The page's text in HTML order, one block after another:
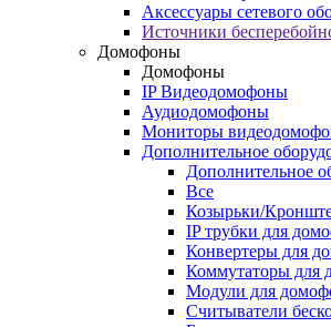
Аксессуары сетевого
Источники
Домофоны
Домофоны
IP Видеодомофоны
Аудиодомофоны
Мониторы
Дополнительное
Дополнительное
Все
Козырьки/
IP трубки для
Конвертеры для
Коммутаторы для
Модули для
Считыватели